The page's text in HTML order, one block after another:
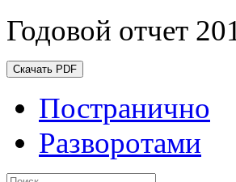
Годовой отчет
Скачать PDF
Постранично
Разворотами